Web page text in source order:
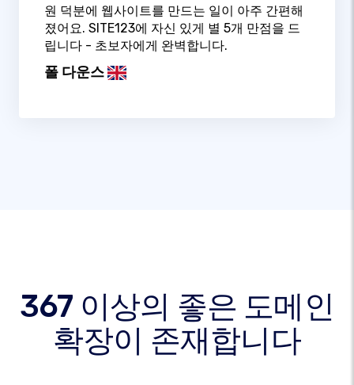
원 덕분에 웹사이트를 만드는 일이 아주 간편해
졌어요. SITE123에 자신 있게 별 5개 만점을 드
립니다 - 초보자에게 완벽합니다.
폴 다운스
367 이상의 좋은 도메인
확장이 존재합니다